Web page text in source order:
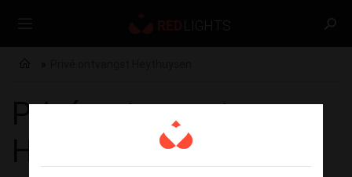
Privé ontvangst
Heythuysen